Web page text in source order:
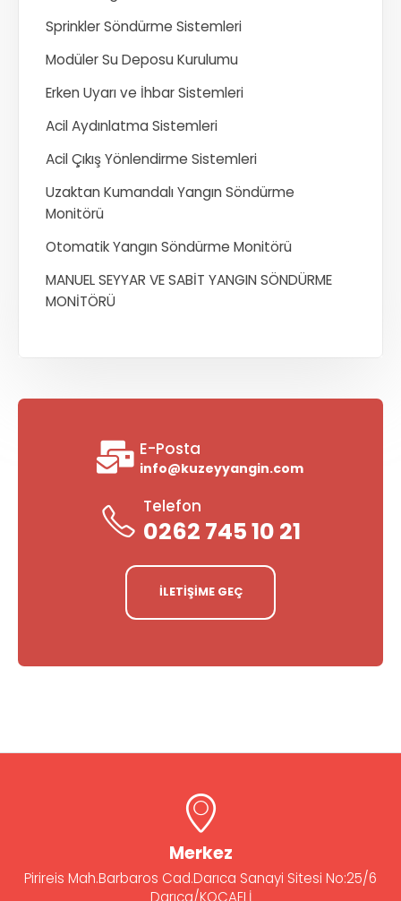
Sprinkler Söndürme Sistemleri
Modüler Su Deposu Kurulumu
Erken Uyarı ve İhbar Sistemleri
Acil Aydınlatma Sistemleri
Acil Çıkış Yönlendirme Sistemleri
Uzaktan Kumandalı Yangın Söndürme
Monitörü
Otomatik Yangın Söndürme Monitörü
MANUEL SEYYAR VE SABİT YANGIN SÖNDÜRME
MONİTÖRÜ​
E-Posta
info@kuzeyyangin.com
Telefon
0262 745 10 21
İLETİŞİME GEÇ
Merkez
Pirireis Mah.Barbaros Cad.Darıca Sanayi Sitesi No:25/6
Darıca/KOCAELİ